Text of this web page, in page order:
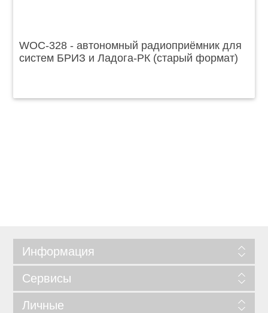
WOC-328 - автономный радиоприёмник для
систем БРИЗ и Ладога-РК (старый формат)
Информация
Сервисы
Личные